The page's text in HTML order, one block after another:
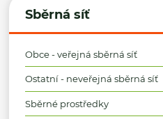
Sběrná síť
Obce - veřejná sběrná síť
Ostatní - neveřejná sběrná síť
Sběrné prostředky